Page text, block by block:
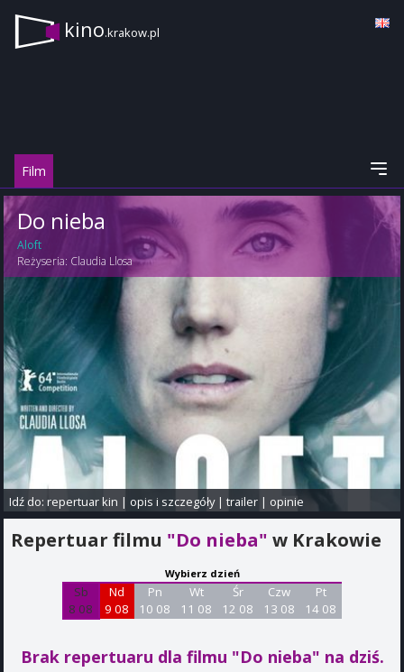
kino.krakow.pl
Film
Do nieba
Aloft
Reżyseria: Claudia Llosa
Idź do:repertuar kin | opis i szczegóły|trailer | opinie
Repertuar filmu "Do nieba" w Krakowie
Wybierz dzień
Sb
8 08
Nd
9 08
Pn
10 08
Wt
11 08
Śr
12 08
Czw
13 08
Pt
14 08
Brak repertuaru dla filmu "Do nieba" na dziś.